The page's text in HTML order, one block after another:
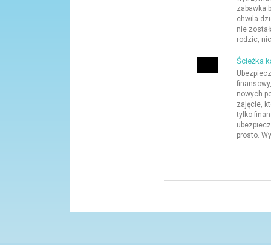
zabawka
chwila
nie
rodzic,
Ścieżka
nowych
zajęcie,
tylko
prosto.